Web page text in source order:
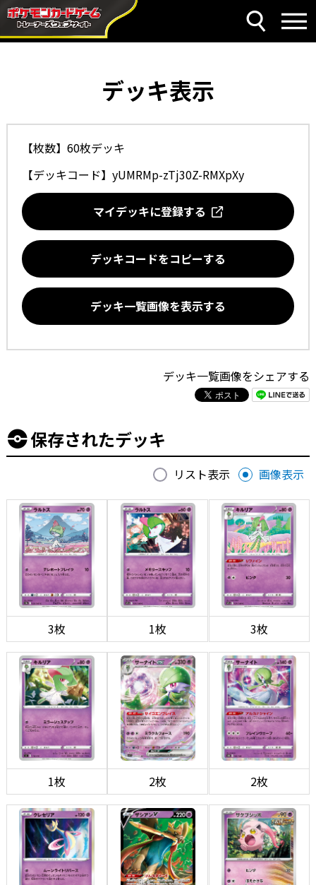
デッキ表示
【枚数】60枚デッキ
【デッキコード】 yUMRMp-zTj30Z-RMXpXy
マイデッキに登録する
デッキコードをコピーする
デッキ一覧画像を表示する
デッキ一覧画像をシェアする
保存されたデッキ
リスト表示 画像表示
3枚 1枚 3枚
1枚 2枚 2枚